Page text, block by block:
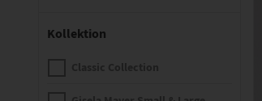
Kollektion